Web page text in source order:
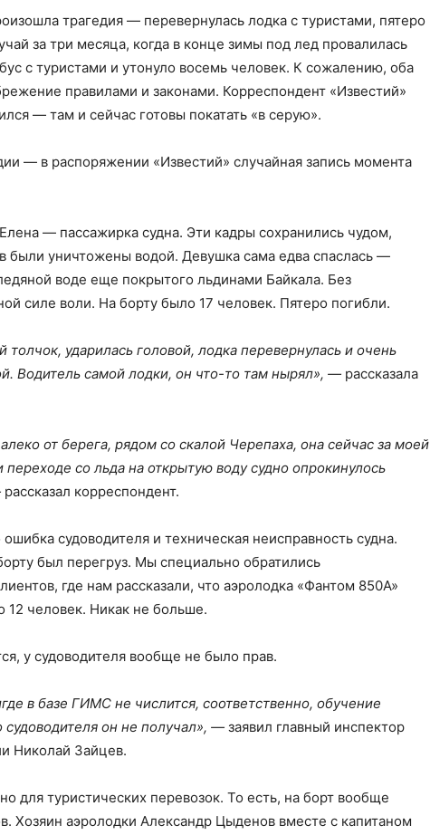
трагедия — перевернулась лодка с туристами, пятеро
за три месяца, когда в конце зимы под лед провалилась
с туристами и утонуло восемь человек. К сожалению, оба
правилами и законами. Корреспондент «Известий»
— там и сейчас готовы покатать «в серую».
— в распоряжении «Известий» случайная запись момента
— пассажирка судна. Эти кадры сохранились чудом,
были уничтожены водой. Девушка сама едва спаслась —
воде еще покрытого льдинами Байкала. Без
силе воли. На борту было 17 человек. Пятеро погибли.
толчок, ударилась головой, лодка перевернулась и очень
Водитель самой лодки, он что-то там нырял», — рассказала
от берега, рядом со скалой Черепаха, она сейчас за моей
переходе со льда на открытую воду судно опрокинулось
рассказал корреспондент.
судоводителя и техническая неисправность судна.
был перегруз. Мы специально обратились
где нам рассказали, что аэролодка «Фантом 850А»
12 человек. Никак не больше.
у судоводителя вообще не было прав.
в базе ГИМС не числится, соответственно, обучение
судоводителя он не получал», — заявил главный инспектор
Николай Зайцев.
для туристических перевозок. То есть, на борт вообще
Хозяин аэролодки Александр Цыденов вместе с капитаном